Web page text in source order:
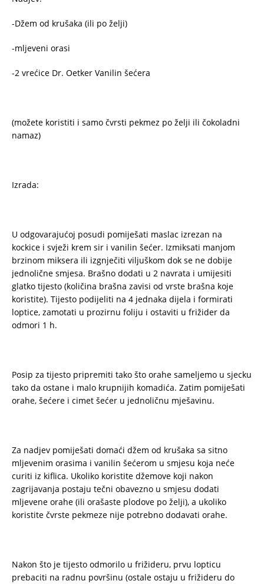
-Džem od krušaka (ili po želji)
-mljeveni orasi
-2 vrećice Dr. Oetker Vanilin šećera
(možete koristiti i samo čvrsti pekmez po želji ili čokoladni
namaz)
Izrada:
U odgovarajućoj posudi pomiješati maslac izrezan na
kockice i svježi krem sir i vanilin šećer. Izmiksati manjom
brzinom miksera ili izgnječiti viljuškom dok se ne dobije
jednolične smjesa. Brašno dodati u 2 navrata i umijesiti
glatko tijesto (količina brašna zavisi od vrste brašna koje
koristite). Tijesto podijeliti na 4 jednaka dijela i formirati
loptice, zamotati u prozirnu foliju i ostaviti u frižider da
odmori 1 h.
Posip za tijesto pripremiti tako što orahe sameljemo u sjecku
tako da ostane i malo krupnijih komadića. Zatim pomiješati
orahe, šećere i cimet šećer u jednoličnu mješavinu.
Za nadjev pomiješati domaći džem od krušaka sa sitno
mljevenim orasima i vanilin šećerom u smjesu koja neće
curiti iz kiflica. Ukoliko koristite džemove koji nakon
zagrijavanja postaju tečni obavezno u smjesu dodati
mljevene orahe (ili orašaste plodove po želji), a ukoliko
koristite čvrste pekmeze nije potrebno dodavati orahe.
Nakon što je tijesto odmorilo u frižideru, prvu lopticu
prebaciti na radnu površinu (ostale ostaju u frižideru do